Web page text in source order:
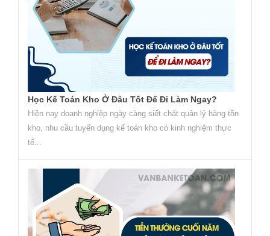
Học Kế Toán Kho Ở Đâu Tốt Để Đi Làm Ngay?
Hiện nay doanh nghiệp ngày càng siết chặt quản lý hàng tồn
kho, nhu cầu tuyển dụng kế toán kho có kinh nghiệm thực
tế...